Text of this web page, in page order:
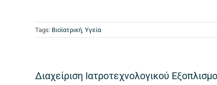
Tags: Βιοϊατρική, Υγεία
Διαχείριση Ιατροτεχνολογικού